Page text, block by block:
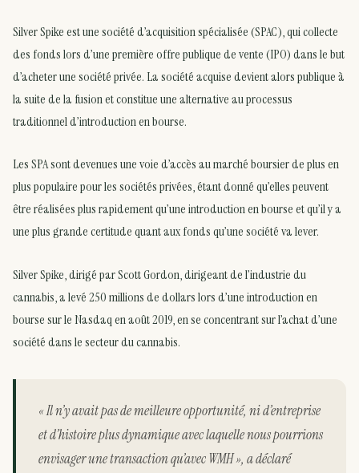
Silver Spike est une société d’acquisition spécialisée (SPAC), qui collecte
des fonds lors d’une première offre publique de vente (IPO) dans le but
d’acheter une société privée. La société acquise devient alors publique à
la suite de la fusion et constitue une alternative au processus
traditionnel d’introduction en bourse.
Les SPA sont devenues une voie d’accès au marché boursier de plus en
plus populaire pour les sociétés privées, étant donné qu’elles peuvent
être réalisées plus rapidement qu’une introduction en bourse et qu’il y a
une plus grande certitude quant aux fonds qu’une société va lever.
Silver Spike, dirigé par Scott Gordon, dirigeant de l’industrie du
cannabis, a levé 250 millions de dollars lors d’une introduction en
bourse sur le Nasdaq en août 2019, en se concentrant sur l’achat d’une
société dans le secteur du cannabis.
« Il n’y avait pas de meilleure opportunité, ni d’entreprise
et d’histoire plus dynamique avec laquelle nous pourrions
envisager une transaction qu’avec WMH », a déclaré